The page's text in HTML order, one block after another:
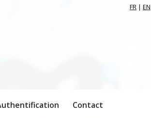
FR | EN
Contact